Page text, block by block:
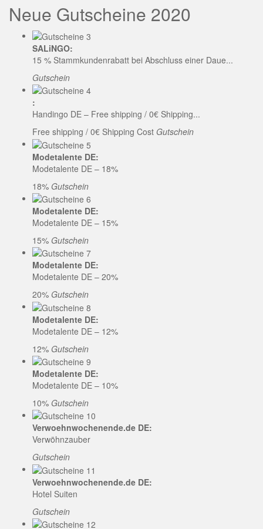
Neue Gutscheine 2020
SALiNGO:
15 % Stammkundenrabatt bei Abschluss einer Daue...
Gutschein
:
Handingo DE – Free shipping / 0€ Shipping...
Free shipping / 0€ Shipping Cost Gutschein
Modetalente DE:
Modetalente DE – 18%
18% Gutschein
Modetalente DE:
Modetalente DE – 15%
15% Gutschein
Modetalente DE:
Modetalente DE – 20%
20% Gutschein
Modetalente DE:
Modetalente DE – 12%
12% Gutschein
Modetalente DE:
Modetalente DE – 10%
10% Gutschein
Verwoehnwochenende.de DE:
Verwöhnzauber
Gutschein
Verwoehnwochenende.de DE:
Hotel Suiten
Gutschein